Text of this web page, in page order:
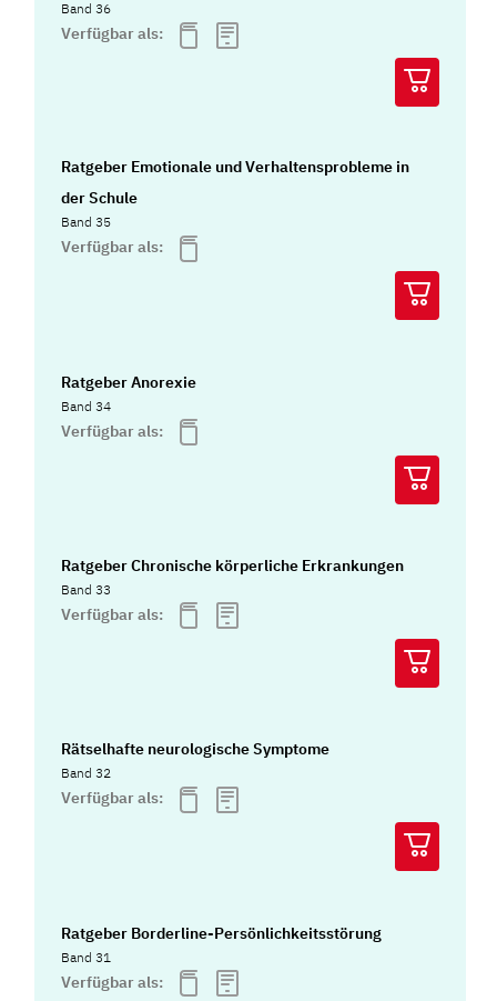
Band 36
Verfügbar als:
Ratgeber Emotionale und Verhaltensprobleme in
der Schule
Band 35
Verfügbar als:
Ratgeber Anorexie
Band 34
Verfügbar als:
Ratgeber Chronische körperliche Erkrankungen
Band 33
Verfügbar als:
Rätselhafte neurologische Symptome
Band 32
Verfügbar als:
Ratgeber Borderline-Persönlichkeitsstörung
Band 31
Verfügbar als: